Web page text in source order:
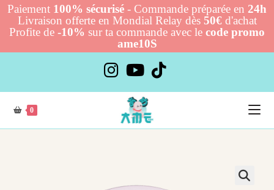
Paiement 100% sécurisé - Commande préparée en 24h
Livraison offerte en Mondial Relay dès 50€d'achat
Profite de -10% sur ta commande avec le code promo
ame10S
content
0